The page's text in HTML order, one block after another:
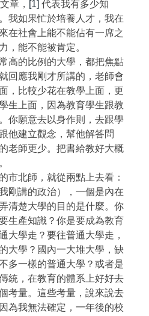
文章， [1] 代表我有多少知
我如果忙於培養人才，我在
在社會上能不能佔有一席之
，能不能被肯定。
高的比例的大學，都把焦點
回應我剛才所講的，老師會
，比較少花在教學上面，更
生上面，因為教育學生跟教
你願意去以身作則，去跟學
他建立觀念，幫他解答問
老師更少。把書給教好大概
市北師，就從兩點上去看：
剛講的政治），一個是內在
清楚大學的目的是什麼。你
生產知識？你是要成為教育
大學走？要往普通大學走，
大學？國內一大堆大學，缺
多一樣的普通大學？或者是
統，在教育的體系上好好去
考量。這些考量，說來說去
為我無法確定，一年後的校